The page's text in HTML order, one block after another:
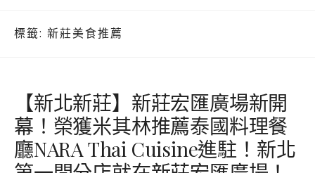
標籤: 新莊美食推薦
【新北新莊】新莊宏匯廣場新開
幕！榮獲米其林推薦泰國料理餐
廳NARA Thai Cuisine進駐！新北